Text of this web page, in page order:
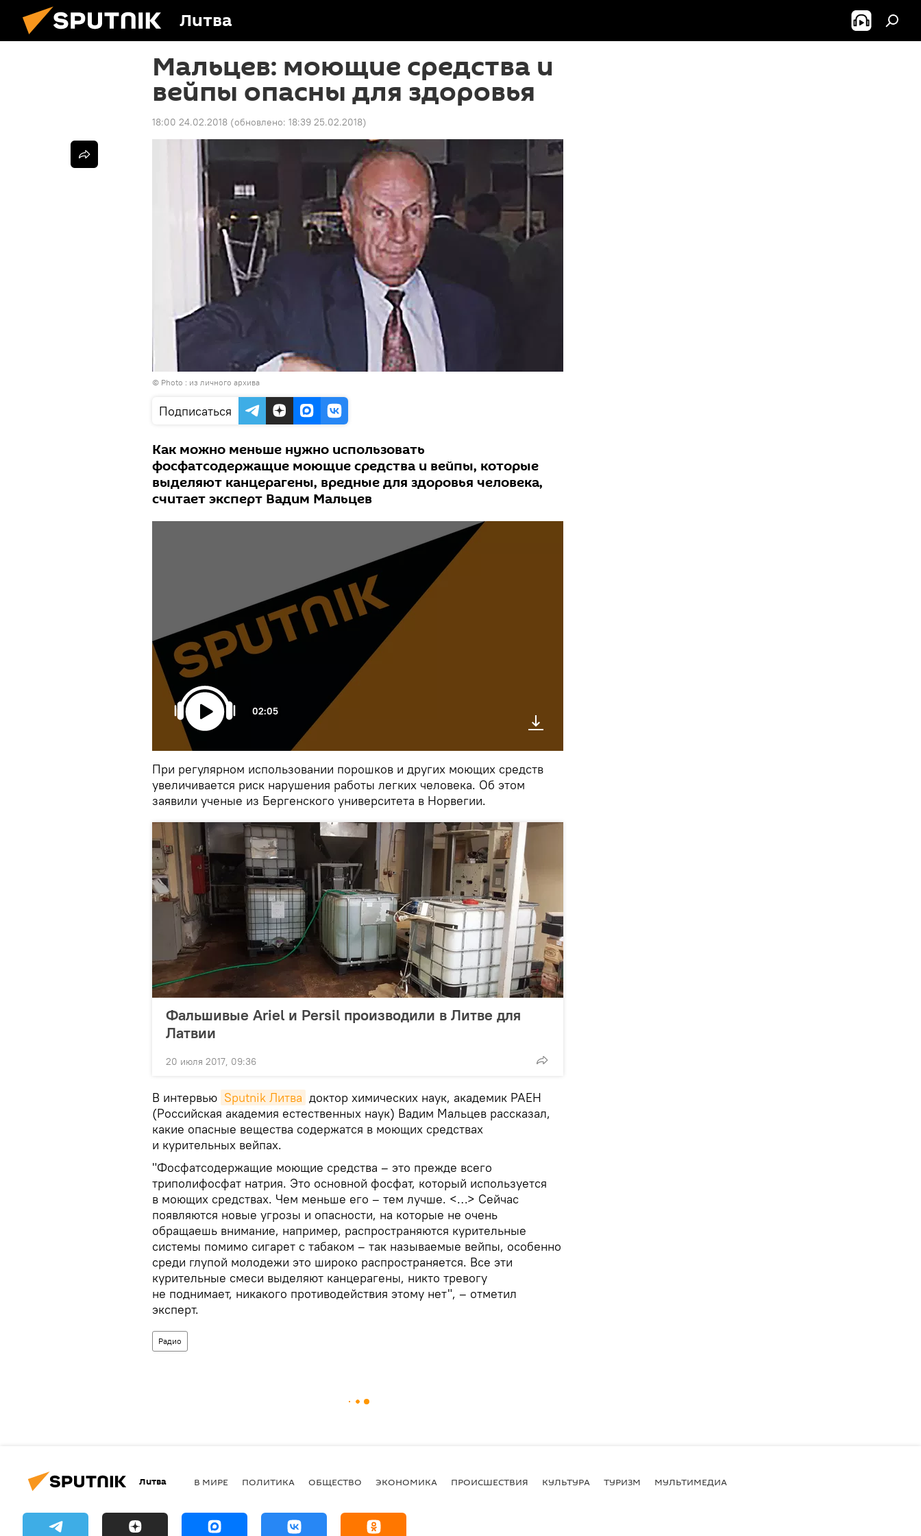
Литва
Мальцев: моющие средства и
вейпы опасны для здоровья
18:00 24.02.2018 (обновлено: 18:39 25.02.2018)
© Photo : из личного архива
Подписаться
Как можно меньше нужно использовать
фосфатсодержащие моющие средства и вейпы, которые
выделяют канцерагены, вредные для здоровья человека,
считает эксперт Вадим Мальцев
02:05
При регулярном использовании порошков и других моющих средств
увеличивается риск нарушения работы легких человека. Об этом
заявили ученые из Бергенского университета в Норвегии.
Фальшивые Ariel и Persil производили в Литве для
Латвии
20 июля 2017, 09:36
В интервью Sputnik Литва доктор химических наук, академик РАЕН
(Российская академия естественных наук) Вадим Мальцев рассказал,
какие опасные вещества содержатся в моющих средствах
и курительных вейпах.
"Фосфатсодержащие моющие средства – это прежде всего
триполифосфат натрия. Это основной фосфат, который используется
в моющих средствах. Чем меньше его – тем лучше. <…> Сейчас
появляются новые угрозы и опасности, на которые не очень
обращаешь внимание, например, распространяются курительные
системы помимо сигарет с табаком – так называемые вейпы, особенно
среди глупой молодежи это широко распространяется. Все эти
курительные смеси выделяют канцерагены, никто тревогу
не поднимает, никакого противодействия этому нет", – отметил
эксперт.
Радио
Литва В МИРЕ ПОЛИТИКА ОБЩЕСТВО ЭКОНОМИКА ПРОИСШЕСТВИЯ КУЛЬТУРА ТУРИЗМ МУЛЬТИМЕДИА